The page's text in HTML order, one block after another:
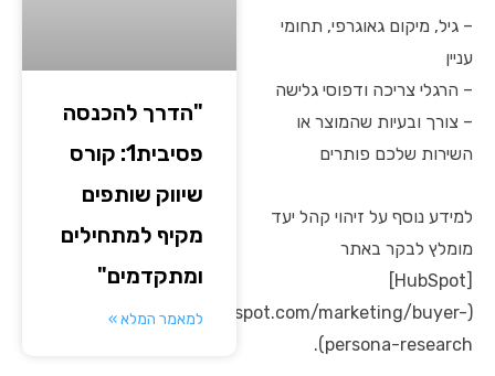
– גיל, מיקום גאוגרפי, תחומי
עניין
– הרגלי צריכה ודפוסי גלישה
– צורך ובעיות שהמוצר או
השירות שלכם פותרים
למידע נוסף על זיהוי קהל יעד
מומלץ לבקר באתר
[HubSpot]
(https://blog.hubspot.com/marketing/buyer-
persona-research).
"הדרך להכנסה
פסיבית1: קורס
שיווק שותפים
מקיף למתחילים
ומתקדמים"
למאמר המלא »